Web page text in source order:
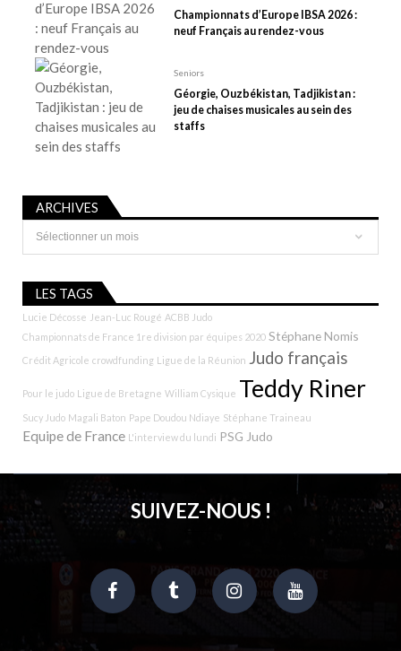
Championnats d’Europe IBSA 2026 :
neuf Français au rendez-vous
Seniors
Géorgie, Ouzbékistan, Tadjikistan :
jeu de chaises musicales au sein des
staffs
ARCHIVES
Archives
LES TAGS
Lucie Décosse Jean-Luc Rougé ACBB Judo
Championnats de France 1re division par équipes 2020 Stéphane Nomis
Crédit Agricole crowdfunding Ligue de la Réunion Judo français
Pour le judo Ligue de Bretagne William Cysique Teddy Riner
Sucy Judo Magali Baton Pape Doudou Ndiaye Stéphane Traineau
Equipe de France L'interview du lundi PSG Judo
SUIVEZ-NOUS !